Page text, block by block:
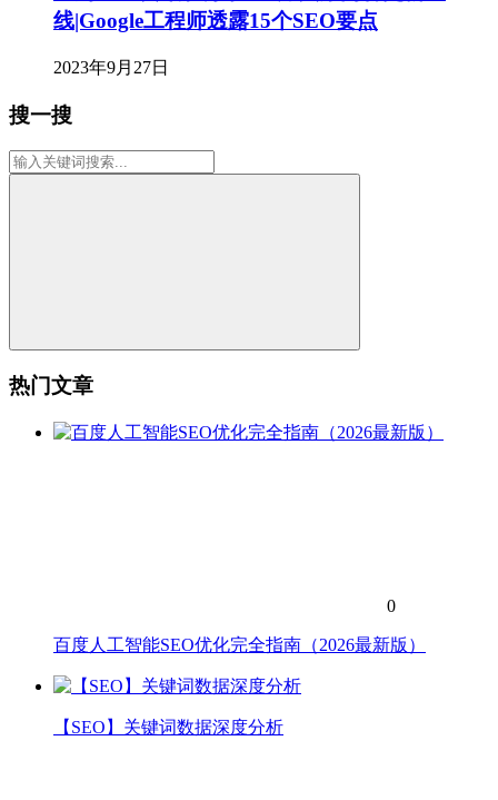
线|Google工程师透露15个SEO要点
2023年9月27日
搜一搜
热门文章
0
百度人工智能SEO优化完全指南（2026最新版）
【SEO】关键词数据深度分析